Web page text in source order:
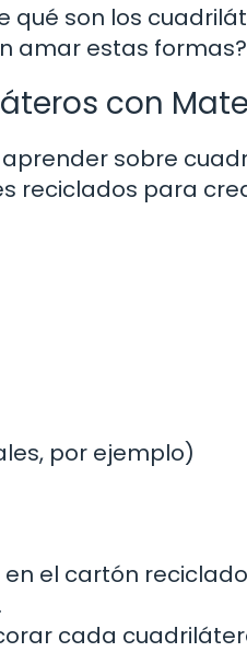
son los
amar estas formas?
con
sobre
reciclados para
por ejemplo)
el cartón
cada